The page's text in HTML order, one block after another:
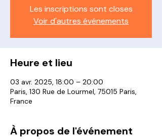
Les inscriptions sont closes
Voir d'autres événements
Heure et lieu
03 avr. 2025, 18:00 – 20:00
Paris, 130 Rue de Lourmel, 75015 Paris,
France
À propos de l'événement